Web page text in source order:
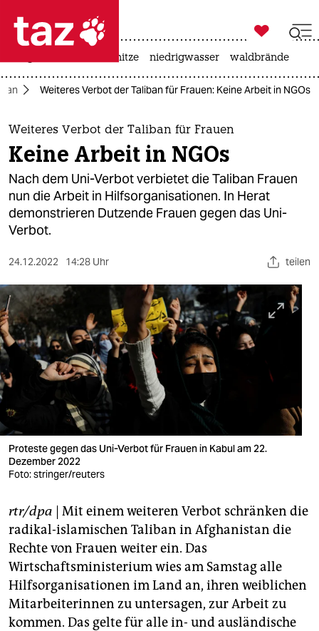
 taz zahl ich
taz zahl ich
themen
politik
öko
gesellschaft
kultur
sport
berlin
nord
wahrheit
verlag
verlag
veranstaltungen
fragen & hilfe
unterstützen
abo
genossenschaft

taz zahl ich
hitze niedrigwasser waldbrände
Weiteres Verbot der Taliban für Frauen: Keine Arbeit in NGOs
Weiteres Verbot der Taliban für Frauen
Keine Arbeit in NGOs
Nach dem Uni-Verbot verbietet die Taliban Frauen
nun die Arbeit in Hilfsorganisationen. In Herat
demonstrieren Dutzende Frauen gegen das Uni-
Verbot.
24.12.2022 14:28 Uhr teilen
Proteste gegen das Uni-Verbot für Frauen in Kabul am 22.
Dezember 2022
Foto: stringer/reuters
rtr/dpa | Mit einem weiteren Verbot schränken die
radikal-islamischen Taliban in Afghanistan die
Rechte von Frauen weiter ein. Das
Wirtschaftsministerium wies am Samstag alle
Hilfsorganisationen im Land an, ihren weiblichen
Mitarbeiterinnen zu untersagen, zur Arbeit zu
kommen. Das gelte für alle in- und ausländische